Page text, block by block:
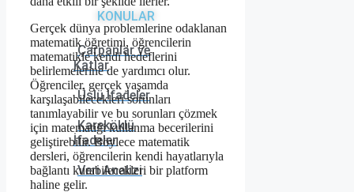
KONULAR
Çarpanlar ve
Katlar
Üslü İfadeler
Kareköklü
İfadeler
Veri Analizi
Gerçek dünya problemlerine odaklanan
matematik öğretimi, öğrencilerin
matematikle kendi hedeflerini
belirlemelerine de yardımcı olur.
Öğrenciler, gerçek yaşamda
karşılaşabilecekleri sorunları
tanımlayabilir ve bu sorunları çözmek
için matematiği kullanma becerilerini
geliştirebilir. Böylece matematik
dersleri, öğrencilerin kendi hayatlarıyla
bağlantı kurabilecekleri bir platform
haline gelir.